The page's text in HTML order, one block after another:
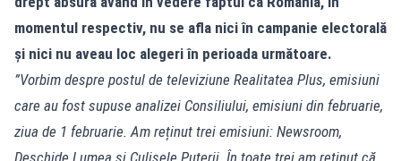
momentul respectiv, nu se afla nici în campanie electorală
și nici nu aveau loc alegeri în perioada următoare.
”Vorbim despre postul de televiziune Realitatea Plus, emisiuni
care au fost supuse analizei Consiliului, emisiuni din februarie,
ziua de 1 februarie. Am reținut trei emisiuni: Newsroom,
Deschide Lumea și Culisele Puterii. În toate trei am reținut că